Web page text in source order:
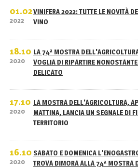
01.02
2022
VINIFERA 2022: TUTTE LE NOVITÀ
VINO
18.10
2020
LA 74ª MOSTRA
VOGLIA DI RIPARTIRE
DELICATO
17.10
2020
LA MOSTRA DELL'AGRICOLTURA,
MATTINA, LANCIA UN SEGNALE DI
TERRITORIO
16.10
2020
SABATO E DOMENICA
TROVA DIMORA ALLA 74ª MOSTRA